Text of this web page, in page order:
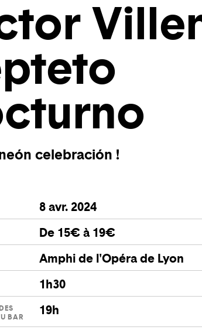
celebración !
8 avr. 2024
De 15€ à 19€
Amphi de l'Opéra de Lyon
1h30
BAR
19h